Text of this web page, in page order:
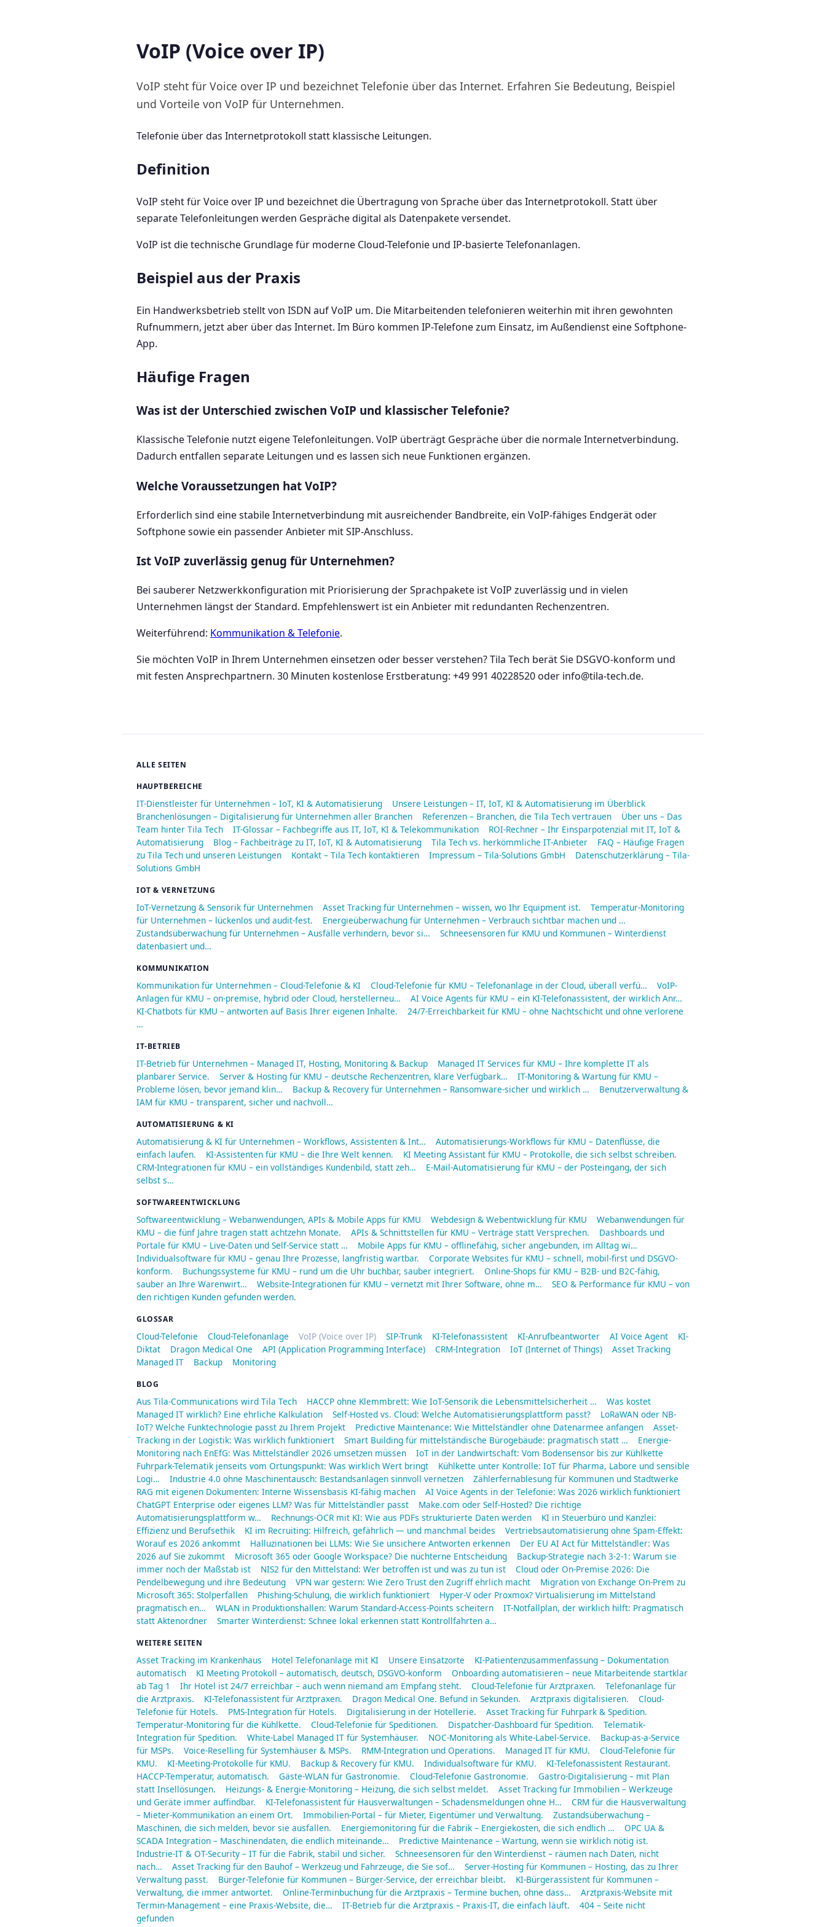
VoIP (Voice over IP)
VoIP steht für Voice over IP und bezeichnet Telefonie über das Internet. Erfahren Sie Bedeutung, Beispiel
und Vorteile von VoIP für Unternehmen.
Telefonie über das Internetprotokoll statt klassische Leitungen.
Definition
VoIP steht für Voice over IP und bezeichnet die Übertragung von Sprache über das Internetprotokoll. Statt über
separate Telefonleitungen werden Gespräche digital als Datenpakete versendet.
VoIP ist die technische Grundlage für moderne Cloud-Telefonie und IP-basierte Telefonanlagen.
Beispiel aus der Praxis
Ein Handwerksbetrieb stellt von ISDN auf VoIP um. Die Mitarbeitenden telefonieren weiterhin mit ihren gewohnten
Rufnummern, jetzt aber über das Internet. Im Büro kommen IP-Telefone zum Einsatz, im Außendienst eine Softphone-
App.
Häufige Fragen
Was ist der Unterschied zwischen VoIP und klassischer Telefonie?
Klassische Telefonie nutzt eigene Telefonleitungen. VoIP überträgt Gespräche über die normale Internetverbindung.
Dadurch entfallen separate Leitungen und es lassen sich neue Funktionen ergänzen.
Welche Voraussetzungen hat VoIP?
Erforderlich sind eine stabile Internetverbindung mit ausreichender Bandbreite, ein VoIP-fähiges Endgerät oder
Softphone sowie ein passender Anbieter mit SIP-Anschluss.
Ist VoIP zuverlässig genug für Unternehmen?
Bei sauberer Netzwerkkonfiguration mit Priorisierung der Sprachpakete ist VoIP zuverlässig und in vielen
Unternehmen längst der Standard. Empfehlenswert ist ein Anbieter mit redundanten Rechenzentren.
Weiterführend: Kommunikation & Telefonie.
Sie möchten VoIP in Ihrem Unternehmen einsetzen oder besser verstehen? Tila Tech berät Sie DSGVO-konform und
mit festen Ansprechpartnern. 30 Minuten kostenlose Erstberatung: +49 991 40228520 oder info@tila-tech.de.
ALLE SEITEN
HAUPTBEREICHE
IT-Dienstleister für Unternehmen – IoT, KI & Automatisierung
Unsere Leistungen – IT, IoT, KI & Automatisierung im Überblick
Branchenlösungen – Digitalisierung für Unternehmen aller Branchen
Referenzen – Branchen, die Tila Tech vertrauen
Über uns – Das
Team hinter Tila Tech
IT-Glossar – Fachbegriffe aus IT, IoT, KI & Telekommunikation
ROI-Rechner – Ihr Einsparpotenzial mit IT, IoT &
Automatisierung
Blog – Fachbeiträge zu IT, IoT, KI & Automatisierung Tila Tech vs. herkömmliche IT-Anbieter
FAQ – Häufige Fragen
zu Tila Tech und unseren Leistungen
Kontakt – Tila Tech kontaktieren Impressum – Tila-Solutions GmbH
Datenschutzerklärung – Tila-
Solutions GmbH
IOT & VERNETZUNG
IoT-Vernetzung & Sensorik für Unternehmen Asset Tracking für Unternehmen – wissen, wo Ihr Equipment ist.
Temperatur-Monitoring
für Unternehmen – lückenlos und audit-fest.
Energieüberwachung für Unternehmen – Verbrauch sichtbar machen und …
Zustandsüberwachung für Unternehmen – Ausfälle verhindern, bevor si…
Schneesensoren für KMU und Kommunen – Winterdienst
datenbasiert und…
KOMMUNIKATION
Kommunikation für Unternehmen – Cloud-Telefonie & KI Cloud-Telefonie für KMU – Telefonanlage in der Cloud, überall verfü…
VoIP-
Anlagen für KMU – on-premise, hybrid oder Cloud, herstellerneu…
AI Voice Agents für KMU – ein KI-Telefonassistent, der wirklich Anr…
KI-Chatbots für KMU – antworten auf Basis Ihrer eigenen Inhalte.
24/7-Erreichbarkeit für KMU – ohne Nachtschicht und ohne verlorene
…
IT-BETRIEB
IT-Betrieb für Unternehmen – Managed IT, Hosting, Monitoring & Backup
Managed IT Services für KMU – Ihre komplette IT als
planbarer Service.
Server & Hosting für KMU – deutsche Rechenzentren, klare Verfügbark…
IT-Monitoring & Wartung für KMU –
Probleme lösen, bevor jemand klin…
Backup & Recovery für Unternehmen – Ransomware-sicher und wirklich …
Benutzerverwaltung &
IAM für KMU – transparent, sicher und nachvoll…
AUTOMATISIERUNG & KI
Automatisierung & KI für Unternehmen – Workflows, Assistenten & Int…
Automatisierungs-Workflows für KMU – Datenflüsse, die
einfach laufen.
KI-Assistenten für KMU – die Ihre Welt kennen.
KI Meeting Assistant für KMU – Protokolle, die sich selbst schreiben.
CRM-Integrationen für KMU – ein vollständiges Kundenbild, statt zeh…
E-Mail-Automatisierung für KMU – der Posteingang, der sich
selbst s…
SOFTWAREENTWICKLUNG
Softwareentwicklung – Webanwendungen, APIs & Mobile Apps für KMU Webdesign & Webentwicklung für KMU
Webanwendungen für
KMU – die fünf Jahre tragen statt achtzehn Monate.
APIs & Schnittstellen für KMU – Verträge statt Versprechen.
Dashboards und
Portale für KMU – Live-Daten und Self-Service statt …
Mobile Apps für KMU – offlinefähig, sicher angebunden, im Alltag wi…
Individualsoftware für KMU – genau Ihre Prozesse, langfristig wartbar.
Corporate Websites für KMU – schnell, mobil-first und DSGVO-
konform.
Buchungssysteme für KMU – rund um die Uhr buchbar, sauber integriert.
Online-Shops für KMU – B2B- und B2C-fähig,
sauber an Ihre Warenwirt…
Website-Integrationen für KMU – vernetzt mit Ihrer Software, ohne m…
SEO & Performance für KMU – von
den richtigen Kunden gefunden werden.
GLOSSAR
Cloud-Telefonie Cloud-Telefonanlage VoIP (Voice over IP) SIP-Trunk KI-Telefonassistent KI-Anrufbeantworter AI Voice Agent
KI-
Diktat
Dragon Medical One API (Application Programming Interface) CRM-Integration IoT (Internet of Things)
Asset Tracking
Managed IT
Backup Monitoring
BLOG
Aus Tila-Communications wird Tila Tech HACCP ohne Klemmbrett: Wie IoT-Sensorik die Lebensmittelsicherheit …
Was kostet
Managed IT wirklich? Eine ehrliche Kalkulation
Self-Hosted vs. Cloud: Welche Automatisierungsplattform passt?
LoRaWAN oder NB-
IoT? Welche Funktechnologie passt zu Ihrem Projekt
Predictive Maintenance: Wie Mittelständler ohne Datenarmee anfangen
Asset-
Tracking in der Logistik: Was wirklich funktioniert
Smart Building für mittelständische Bürogebäude: pragmatisch statt …
Energie-
Monitoring nach EnEfG: Was Mittelständler 2026 umsetzen müssen
IoT in der Landwirtschaft: Vom Bodensensor bis zur Kühlkette
Fuhrpark-Telematik jenseits vom Ortungspunkt: Was wirklich Wert bringt
Kühlkette unter Kontrolle: IoT für Pharma, Labore und sensible
Logi…
Industrie 4.0 ohne Maschinentausch: Bestandsanlagen sinnvoll vernetzen
Zählerfernablesung für Kommunen und Stadtwerke
RAG mit eigenen Dokumenten: Interne Wissensbasis KI-fähig machen
AI Voice Agents in der Telefonie: Was 2026 wirklich funktioniert
ChatGPT Enterprise oder eigenes LLM? Was für Mittelständler passt
Make.com oder Self-Hosted? Die richtige
Automatisierungsplattform w…
Rechnungs-OCR mit KI: Wie aus PDFs strukturierte Daten werden
KI in Steuerbüro und Kanzlei:
Effizienz und Berufsethik
KI im Recruiting: Hilfreich, gefährlich — und manchmal beides
Vertriebsautomatisierung ohne Spam-Effekt:
Worauf es 2026 ankommt
Halluzinationen bei LLMs: Wie Sie unsichere Antworten erkennen
Der EU AI Act für Mittelständler: Was
2026 auf Sie zukommt
Microsoft 365 oder Google Workspace? Die nüchterne Entscheidung
Backup-Strategie nach 3-2-1: Warum sie
immer noch der Maßstab ist
NIS2 für den Mittelstand: Wer betroffen ist und was zu tun ist
Cloud oder On-Premise 2026: Die
Pendelbewegung und ihre Bedeutung
VPN war gestern: Wie Zero Trust den Zugriff ehrlich macht
Migration von Exchange On-Prem zu
Microsoft 365: Stolperfallen
Phishing-Schulung, die wirklich funktioniert
Hyper-V oder Proxmox? Virtualisierung im Mittelstand
pragmatisch en…
WLAN in Produktionshallen: Warum Standard-Access-Points scheitern
IT-Notfallplan, der wirklich hilft: Pragmatisch
statt Aktenordner
Smarter Winterdienst: Schnee lokal erkennen statt Kontrollfahrten a…
WEITERE SEITEN
Asset Tracking im Krankenhaus Hotel Telefonanlage mit KI Unsere Einsatzorte
KI-Patientenzusammenfassung – Dokumentation
automatisch
KI Meeting Protokoll – automatisch, deutsch, DSGVO-konform
Onboarding automatisieren – neue Mitarbeitende startklar
ab Tag 1
Ihr Hotel ist 24/7 erreichbar – auch wenn niemand am Empfang steht. Cloud-Telefonie für Arztpraxen.
Telefonanlage für
die Arztpraxis.
KI-Telefonassistent für Arztpraxen. Dragon Medical One. Befund in Sekunden. Arztpraxis digitalisieren.
Cloud-
Telefonie für Hotels.
PMS-Integration für Hotels. Digitalisierung in der Hotellerie.
Asset Tracking für Fuhrpark & Spedition.
Temperatur-Monitoring für die Kühlkette.
Cloud-Telefonie für Speditionen. Dispatcher-Dashboard für Spedition.
Telematik-
Integration für Spedition.
White-Label Managed IT für Systemhäuser. NOC-Monitoring als White-Label-Service.
Backup-as-a-Service
für MSPs.
Voice-Reselling für Systemhäuser & MSPs. RMM-Integration und Operations. Managed IT für KMU.
Cloud-Telefonie für
KMU.
KI-Meeting-Protokolle für KMU. Backup & Recovery für KMU. Individualsoftware für KMU.
KI-Telefonassistent Restaurant.
HACCP-Temperatur, automatisch.
Gäste-WLAN für Gastronomie. Cloud-Telefonie Gastronomie.
Gastro-Digitalisierung – mit Plan
statt Insellösungen.
Heizungs- & Energie-Monitoring – Heizung, die sich selbst meldet.
Asset Tracking für Immobilien – Werkzeuge
und Geräte immer auffindbar.
KI-Telefonassistent für Hausverwaltungen – Schadensmeldungen ohne H…
CRM für die Hausverwaltung
– Mieter-Kommunikation an einem Ort.
Immobilien-Portal – für Mieter, Eigentümer und Verwaltung.
Zustandsüberwachung –
Maschinen, die sich melden, bevor sie ausfallen.
Energiemonitoring für die Fabrik – Energiekosten, die sich endlich …
OPC UA &
SCADA Integration – Maschinendaten, die endlich miteinande…
Predictive Maintenance – Wartung, wenn sie wirklich nötig ist.
Industrie-IT & OT-Security – IT für die Fabrik, stabil und sicher.
Schneesensoren für den Winterdienst – räumen nach Daten, nicht
nach…
Asset Tracking für den Bauhof – Werkzeug und Fahrzeuge, die Sie sof…
Server-Hosting für Kommunen – Hosting, das zu Ihrer
Verwaltung passt.
Bürger-Telefonie für Kommunen – Bürger-Service, der erreichbar bleibt.
KI-Bürgerassistent für Kommunen –
Verwaltung, die immer antwortet.
Online-Terminbuchung für die Arztpraxis – Termine buchen, ohne dass…
Arztpraxis-Website mit
Termin-Management – eine Praxis-Website, die…
IT-Betrieb für die Arztpraxis – Praxis-IT, die einfach läuft.
404 – Seite nicht
gefunden